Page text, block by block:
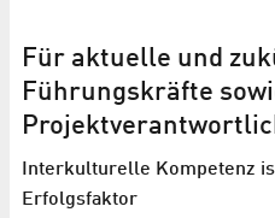
Für aktuelle und
Führungskräfte
Interkulturelle Kompetenz
Erfolgsfaktor